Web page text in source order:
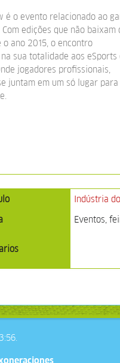
é o evento relacionado ao
edições que não baixam
ano 2015, o encontro
sua totalidade aos eSports
jogadores profissionais,
juntam em um só lugar para
Indústria
Eventos,